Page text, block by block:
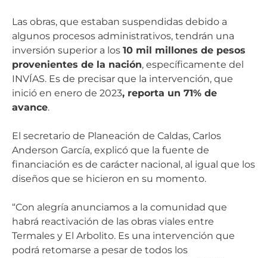
Las obras, que estaban suspendidas debido a
algunos procesos administrativos, tendrán una
inversión superior a los 10 mil millones de pesos
provenientes de la nación, específicamente del
INVÍAS. Es de precisar que la intervención, que
inició en enero de 2023, reporta un 71% de
avance.
El secretario de Planeación de Caldas, Carlos
Anderson García, explicó que la fuente de
financiación es de carácter nacional, al igual que los
diseños que se hicieron en su momento.
“Con alegría anunciamos a la comunidad que
habrá reactivación de las obras viales entre
Termales y El Arbolito. Es una intervención que
podrá retomarse a pesar de todos los